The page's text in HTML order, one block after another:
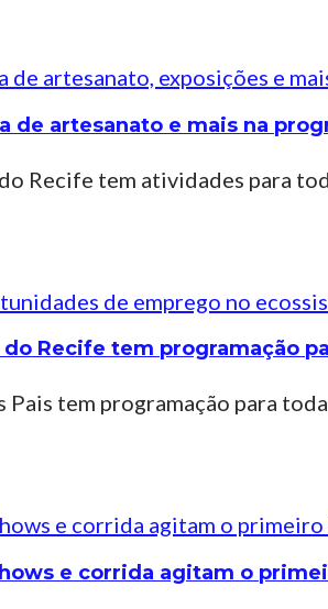
de artesanato e mais na
Recife tem atividades para
Recife tem programação
Pais tem programação para
e corrida agitam o